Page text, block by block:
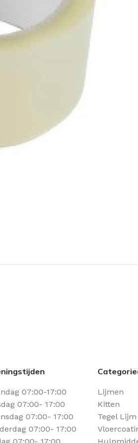
07:00-17:00
07:00- 17:00
07:00- 17:00
07:00- 17:00
07:00- 17:00
Lijmen
Kitten
Tegel Lijm